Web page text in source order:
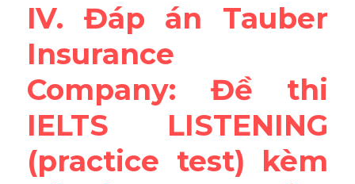
IV. Đáp án Tauber
Insurance
Company: Đề thi
IELTS LISTENING
(practice test) kèm